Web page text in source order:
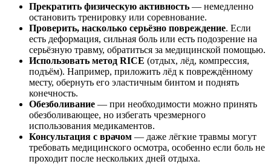
Прекратить физическую активность — немедленно
остановить тренировку или соревнование.
Проверить, насколько серьёзно повреждение. Если
есть деформация, сильная боль или есть подозрение на
серьёзную травму, обратиться за медицинской помощью.
Использовать метод RICE (отдых, лёд, компрессия,
подъём). Например, приложить лёд к повреждённому
месту, обернуть его эластичным бинтом и поднять
конечность.
Обезболивание — при необходимости можно принять
обезболивающее, но избегать чрезмерного
использования медикаментов.
Консультация с врачом — даже лёгкие травмы могут
требовать медицинского осмотра, особенно если боль не
проходит после нескольких дней отдыха.